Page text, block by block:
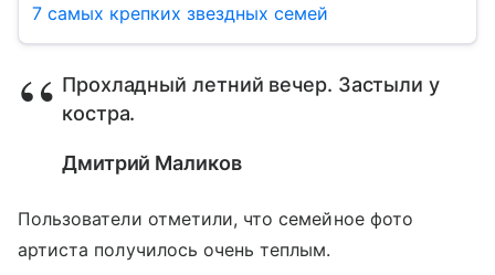
7 cамых крепких звездных семей
Прохладный летний вечер. Застыли у
костра.
Дмитрий Маликов
Пользователи отметили, что семейное фото
артиста получилось очень теплым.